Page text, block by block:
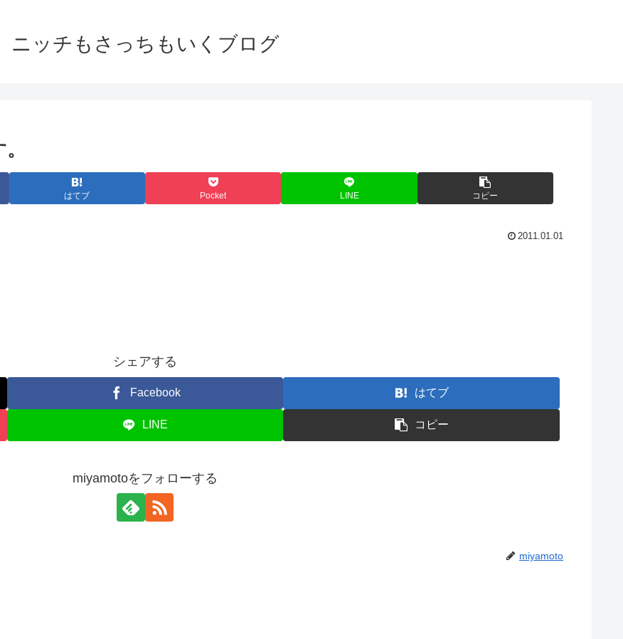
ニッチもさっちもいくブログ
はてブ Pocket LINE コピー
2011.01.01
シェアする
Facebook はてブ
LINE コピー
miyamotoをフォローする
miyamoto